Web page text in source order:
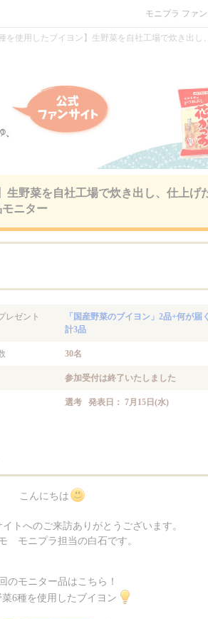
モニプラ ファ
種を使用したブイヨン】生野菜を自社工場で炊き出
生野菜を自社工場で炊き出し、仕上げ
ニター
レゼント
「国産野菜のブイヨン」2品+何が届
計3品
30名
参加受付は終了いたしました
選考 発表日： 7月15日(水)
こんにちは
トへのご来訪ありがとうございます。
モニプラ担当の白石です。
のモニター品はこちら！
菜6種を使用したブイヨン